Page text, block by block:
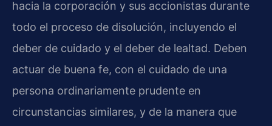
hacia la corporación y sus accionistas durante
todo el proceso de disolución, incluyendo el
deber de cuidado y el deber de lealtad. Deben
actuar de buena fe, con el cuidado de una
persona ordinariamente prudente en
circunstancias similares, y de la manera que